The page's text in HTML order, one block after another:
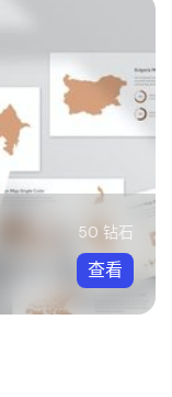
50 钻石
查看